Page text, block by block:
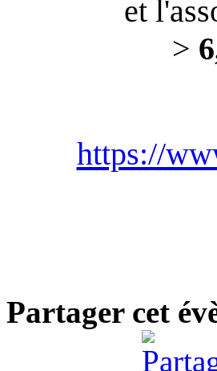
et
>
https://
Partager cet